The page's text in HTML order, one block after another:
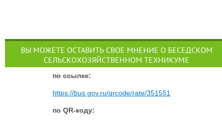
ВЫ МОЖЕТЕ ОСТАВИТЬ СВОЕ МНЕНИЕ О БЕСЕДСКОМ
СЕЛЬСКОХОЗЯЙСТВЕННОМ ТЕХНИКУМЕ
по ссылке:
https://bus.gov.ru/qrcode/rate/351551
по QR-коду: